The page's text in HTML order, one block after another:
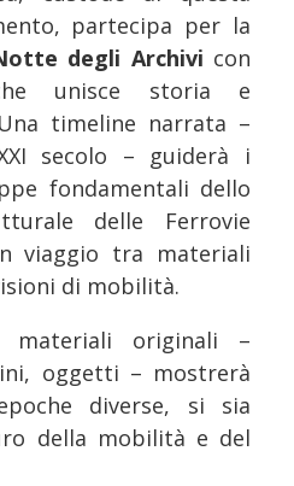
partecipa per la
degli Archivi con
unisce storia e
timeline narrata –
secolo – guiderà i
fondamentali dello
delle Ferrovie
viaggio tra materiali
di mobilità.
materiali originali –
oggetti – mostrerà
diverse, si sia
della mobilità e del